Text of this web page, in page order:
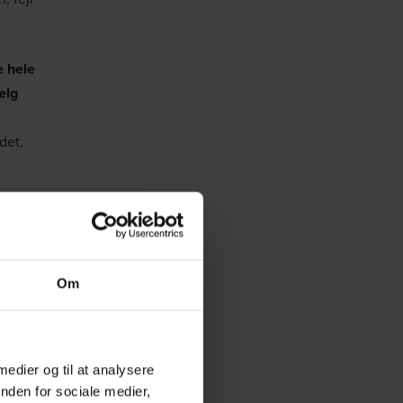
Om
og til at analysere
for sociale medier,
hele